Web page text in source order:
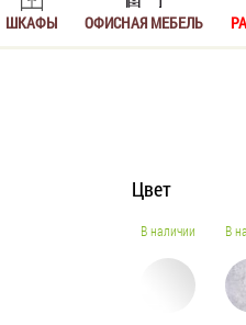
ШКАФЫ ОФИСНАЯ МЕБЕЛЬ
Цвет
В наличии В